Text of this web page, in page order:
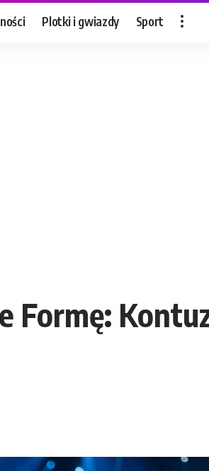
Plotki i gwiazdy Sport
Formę: